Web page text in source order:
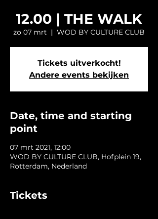
12.00 | THE WALK
zo 07 mrt
  |
WOD BY CULTURE CLUB
Tickets uitverkocht!
Andere events bekijken
Date, time and starting
point
07 mrt 2021, 12:00
WOD BY CULTURE CLUB, Hofplein 19,
Rotterdam, Nederland
Tickets